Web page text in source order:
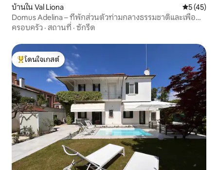
บ้านใน Val Liona คะแนนเฉลี่
5 (45)
Domus Adelina – ที่พักส่วนตัวท่ามกลางธรรมชาติและเพื่อ
สุขภาพ
ครอบครัว · สถานที่ · ซักรีด
โดนใจเกสต์ที่สุด
โดนใจเกสต์